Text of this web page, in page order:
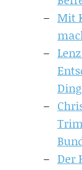
Mit
Der